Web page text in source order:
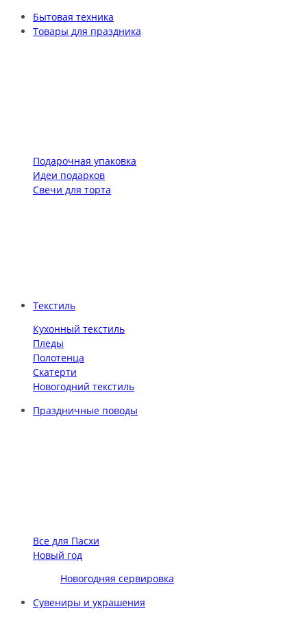
Бытовая техника
Товары для праздника
Подарочная упаковка
Идеи подарков
Свечи для торта
Текстиль
Кухонный текстиль
Пледы
Полотенца
Скатерти
Новогодний текстиль
Праздничные поводы
Все для Пасхи
Новый год
Новогодняя сервировка
Сувениры и украшения